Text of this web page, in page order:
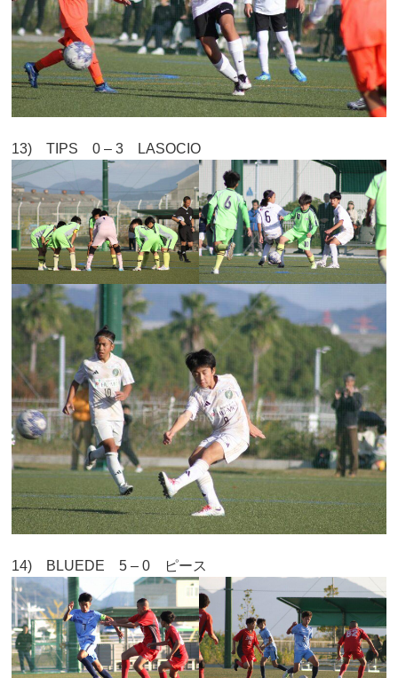
13) TIPS 0 – 3 LASOCIO
14) BLUEDE 5 – 0 ピース